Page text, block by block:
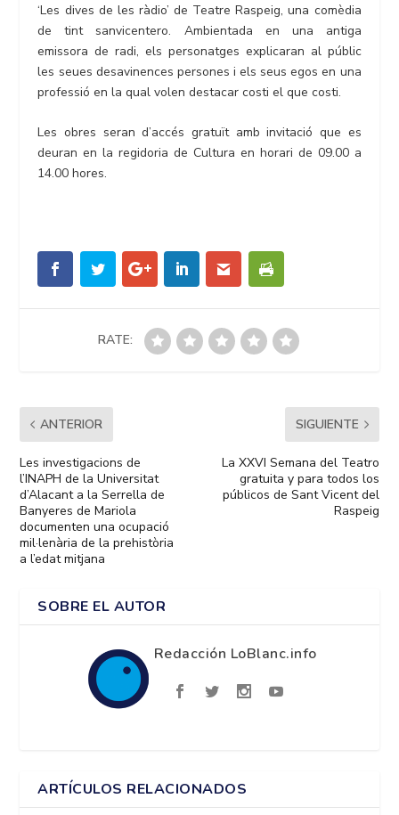
‘Les dives de les ràdio’ de Teatre Raspeig, una comèdia
de tint sanvicentero. Ambientada en una antiga
emissora de radi, els personatges explicaran al públic
les seues desavinences persones i els seus egos en una
professió en la qual volen destacar costi el que costi.
Les obres seran d’accés gratuït amb invitació que es
deuran en la regidoria de Cultura en horari de 09.00 a
14.00 hores.
RATE:
ANTERIOR
Les investigacions de
l’INAPH de la Universitat
d’Alacant a la Serrella de
Banyeres de Mariola
documenten una ocupació
mil·lenària de la prehistòria
a l’edat mitjana
SIGUIENTE
La XXVI Semana del Teatro
gratuita y para todos los
públicos de Sant Vicent del
Raspeig
SOBRE EL AUTOR
Redacción LoBlanc.info
ARTÍCULOS RELACIONADOS